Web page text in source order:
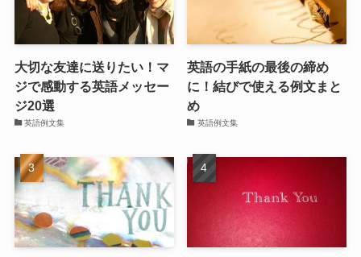
大切な友達に送りたい！マ
ジで感動する英語メッセー
ジ20選
英語例文集
英語の手紙の最後の締め
に！結びで使える例文まと
め
英語例文集